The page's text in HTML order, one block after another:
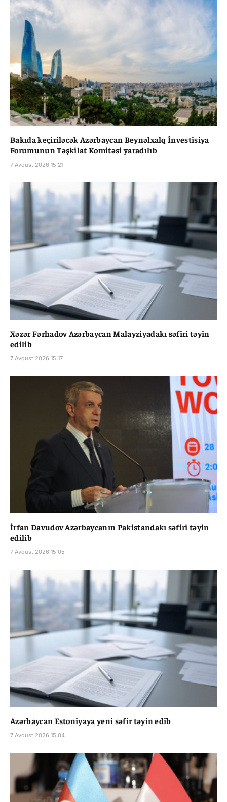
Bakıda keçiriləcək Azərbaycan Beynəlxalq İnvestisiya
Forumunun Təşkilat Komitəsi yaradılıb
7 Avqust 2026 15:21
Xəzər Fərhadov Azərbaycan Malayziyadakı səfiri təyin
edilib
7 Avqust 2026 15:17
İrfan Davudov Azərbaycanın Pakistandakı səfiri təyin
edilib
7 Avqust 2026 15:05
Azərbaycan Estoniyaya yeni səfir təyin edib
7 Avqust 2026 15:04